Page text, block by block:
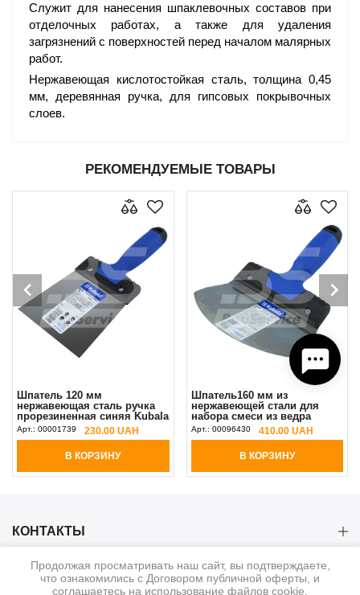
Служит для нанесения шпаклевочных составов при
отделочных работах, а также для удаления
загрязнений с поверхностей перед началом малярных
работ.
Нержавеющая кислотостойкая сталь, толщина 0,45
мм, деревянная ручка, для гипсовых покрывочных
слоев.
РЕКОМЕНДУЕМЫЕ ТОВАРЫ
Шпатель 120 мм
нержавеющая сталь ручка
прорезиненная синяя Kubala
(0571)
Арт.: 00001739 230.00 UAH
В КОРЗИНУ
Шпатель160 мм из
нержавеющей стали для
набора смеси из ведра
Kubala
Арт.: 00096430 410.00 UAH
В КОРЗИНУ
КОНТАКТЫ
КАТЕГОРИИ
Продолжая просматривать наш сайт, вы подтверждаете,
что ознакомились с Договором публичной оферты, и
соглашаетесь на использование файлов cookie.